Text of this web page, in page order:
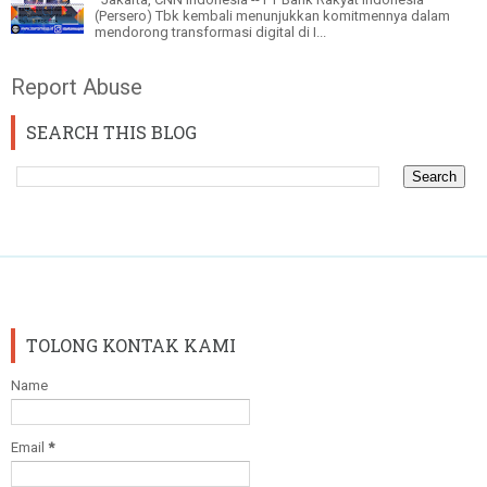
(Persero) Tbk kembali menunjukkan komitmennya dalam
mendorong transformasi digital di I...
Report Abuse
SEARCH THIS BLOG
TOLONG KONTAK KAMI
Name
Email *